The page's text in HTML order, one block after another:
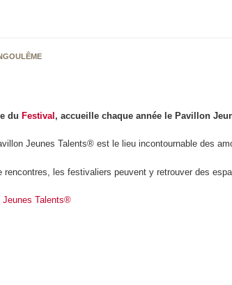
duFestival, accueille chaque année le Pavillon
Jeunes Talents® est le lieu incontournable des
rencontres, les festivaliers peuvent y retrouver des
Jeunes Talents®